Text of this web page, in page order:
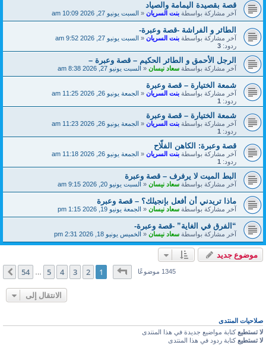
قصة بقصيدة اليمامة والصياد
آخر مشاركة بواسطةبنت السريان«السبت يونيو 27, 2026 10:09 am
الطائر و الفراشة -قصة وعبرة-
آخر مشاركة بواسطةبنت السريان«السبت يونيو 27, 2026 9:52 am
ردود: 3
الرجل الأحمق و الطائر الحكيم – قصة وعبرة –
آخر مشاركة بواسطةسعاد نيسان«السبت يونيو 27, 2026 8:38 am
شمعة الختيارة – قصة وعبرة
آخر مشاركة بواسطةبنت السريان«الجمعة يونيو 26, 2026 11:25 am
ردود: 1
شمعة الختيارة – قصة وعبرة
آخر مشاركة بواسطةبنت السريان«الجمعة يونيو 26, 2026 11:23 am
ردود: 1
قصة وعبرة: الكاهن الفلّاح
آخر مشاركة بواسطةبنت السريان«الجمعة يونيو 26, 2026 11:18 am
ردود: 1
البط الميت لا يرفرف – قصة وعبرة
آخر مشاركة بواسطةسعاد نيسان«السبت يونيو 20, 2026 9:15 am
ماذا تريدني أن أفعل بإنجيلك؟ – قصة وعبرة
آخر مشاركة بواسطةسعاد نيسان«الجمعة يونيو 19, 2026 1:15 pm
“الفرق في الغاية” -قصة وعبرة-
آخر مشاركة بواسطةسعاد نيسان«الخميس يونيو 18, 2026 2:31 pm
موضوع جديد
1345 موضوعًاصفحة1من54
1
2
3
4
5
54 التالي
الانتقال إلى
صلاحيات المنتدى
لا تستطيعكتابة مواضيع جديدة في هذا المنتدى
لا تستطيعكتابة ردود في هذا المنتدى